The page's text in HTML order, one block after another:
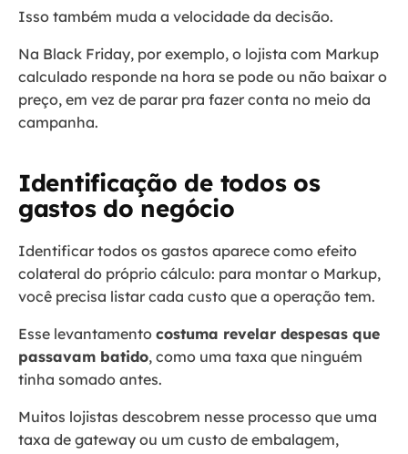
Isso também muda a velocidade da decisão.
Na Black Friday, por exemplo, o lojista com Markup
calculado responde na hora se pode ou não baixar o
preço, em vez de parar pra fazer conta no meio da
campanha.
Identificação de todos os
gastos do negócio
Identificar todos os gastos aparece como efeito
colateral do próprio cálculo: para montar o Markup,
você precisa listar cada custo que a operação tem.
Esse levantamento costuma revelar despesas que
passavam batido, como uma taxa que ninguém
tinha somado antes.
Muitos lojistas descobrem nesse processo que uma
taxa de gateway ou um custo de embalagem,